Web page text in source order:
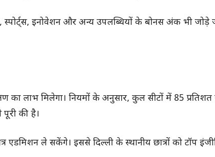
स्पोर्ट्स, इनोवेशन और अन्य उपलब्धियों के बोनस अंक भी जोड़े
का लाभ मिलेगा। नियमों के अनुसार, कुल सीटों में 85 प्रतिशत
की है।
एडमिशन ले सकेंगे। इससे दिल्ली के स्थानीय छात्रों को टॉप